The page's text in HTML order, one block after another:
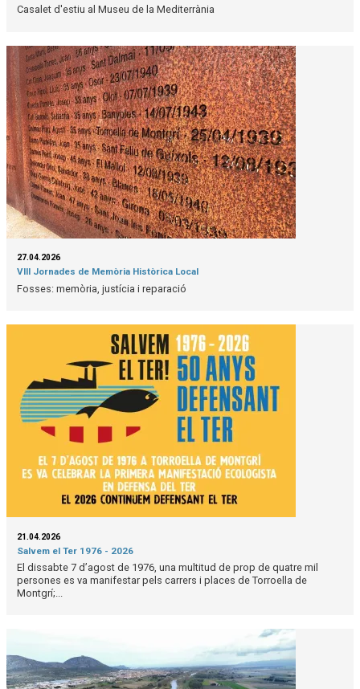
Casalet d'estiu al Museu de la Mediterrània
27.04.2026
VIII Jornades de Memòria Històrica Local
Fosses: memòria, justícia i reparació
21.04.2026
Salvem el Ter 1976 - 2026
El dissabte 7 d’agost de 1976, una multitud de prop de quatre mil
persones es va manifestar pels carrers i places de Torroella de
Montgrí;...